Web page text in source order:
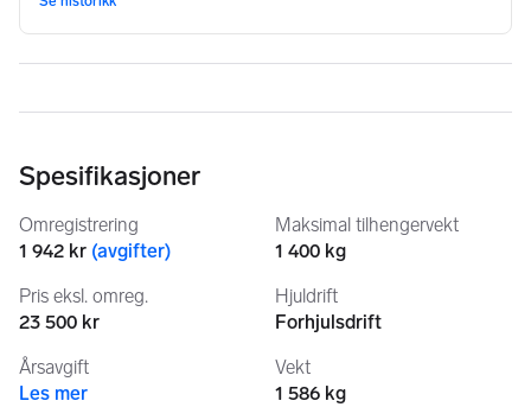
Spesifikasjoner
Omregistrering
1 942 kr (avgifter)
Pris eksl. omreg.
23 500 kr
Årsavgift
Les mer
Maksimal tilhengervekt
1 400 kg
Hjuldrift
Forhjulsdrift
Vekt
1 586 kg